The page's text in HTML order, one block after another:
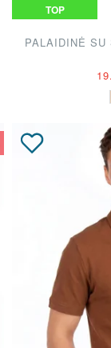
TOP
PALAIDINĖ SU